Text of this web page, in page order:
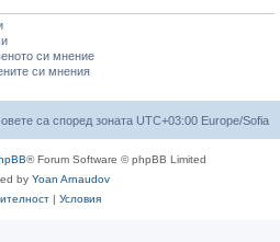
си мнение
си мнения
са според зоната UTC+03:00 Europe/Sofia
® Forum Software © phpBB Limited
by Yoan Arnaudov
| Условия